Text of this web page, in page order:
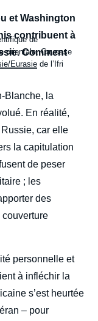
de
orientale, Caucase
Eurasie de l’Ifri
et Washington
contribuent à
Comment
Blanche, la
En réalité,
car elle
la capitulation
de peser
; les
des
couverture
personnelle et
à infléchir la
s’est heurtée
– pour